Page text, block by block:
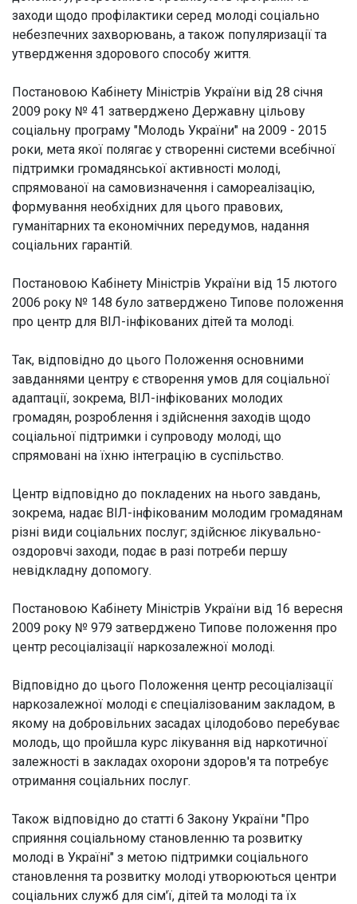
заходи щодо профілактики серед молоді соціально
небезпечних захворювань, а також популяризації та
утвердження здорового способу життя.
Постановою Кабінету Міністрів України від 28 січня
2009 року № 41 затверджено Державну цільову
соціальну програму "Молодь України" на 2009 - 2015
роки, мета якої полягає у створенні системи всебічної
підтримки громадянської активності молоді,
спрямованої на самовизначення і самореалізацію,
формування необхідних для цього правових,
гуманітарних та економічних передумов, надання
соціальних гарантій.
Постановою Кабінету Міністрів України від 15 лютого
2006 року № 148 було затверджено Типове положення
про центр для ВІЛ-інфікованих дітей та молоді.
Так, відповідно до цього Положення основними
завданнями центру є створення умов для соціальної
адаптації, зокрема, ВІЛ-інфікованих молодих
громадян, розроблення і здійснення заходів щодо
соціальної підтримки і супроводу молоді, що
спрямовані на їхню інтеграцію в суспільство.
Центр відповідно до покладених на нього завдань,
зокрема, надає ВІЛ-інфікованим молодим громадянам
різні види соціальних послуг; здійснює лікувально-
оздоровчі заходи, подає в разі потреби першу
невідкладну допомогу.
Постановою Кабінету Міністрів України від 16 вересня
2009 року № 979 затверджено Типове положення про
центр ресоціалізації наркозалежної молоді.
Відповідно до цього Положення центр ресоціалізації
наркозалежної молоді є спеціалізованим закладом, в
якому на добровільних засадах цілодобово перебуває
молодь, що пройшла курс лікування від наркотичної
залежності в закладах охорони здоров'я та потребує
отримання соціальних послуг.
Також відповідно до статті 6 Закону України "Про
сприяння соціальному становленню та розвитку
молоді в Україні" з метою підтримки соціального
становлення та розвитку молоді утворюються центри
соціальних служб для сім'ї, дітей та молоді та їх